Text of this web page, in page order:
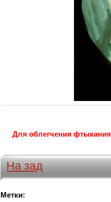
Для облегчения
На зад
Метки: